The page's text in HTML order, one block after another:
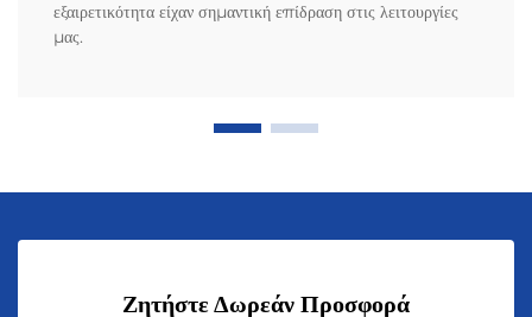
εξαιρετικότητα είχαν σημαντική επίδραση στις λειτουργίες
μας.
Ζητήστε Δωρεάν Προσφορά